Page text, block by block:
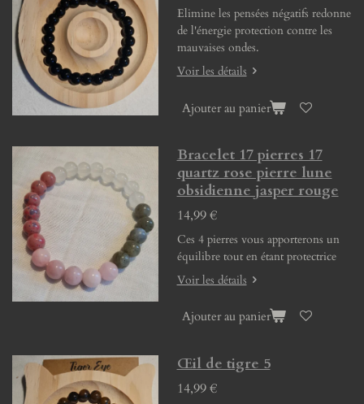
Elimine les pensées négatifs redonne
de l'énergie protection contre les
mauvaises ondes.
Voir les détails
Ajouter au panier
Bracelet 17 pierres 17
quartz rose pierre lune
obsidienne jasper rouge
14,99 €
Ces 4 pierres vous apporterons un
équilibre tout en étant protectrice
Voir les détails
Ajouter au panier
Œil de tigre 5
14,99 €